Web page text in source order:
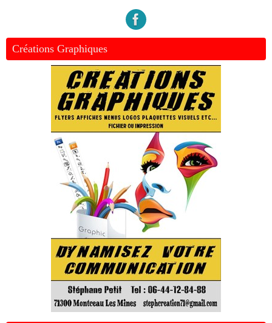
Créations Graphiques